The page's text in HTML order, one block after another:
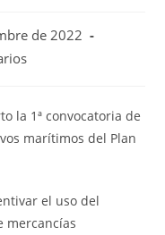
de 2022
la 1ª convocatoria de
marítimos del Plan
el uso del